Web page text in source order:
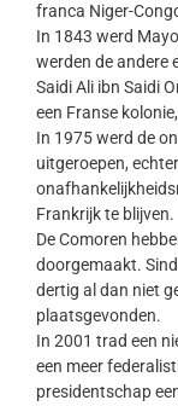
franca Niger-
In 1843 werd
werden de andere
Saidi Ali ibn Saidi
een Franse
In 1975 werd de
uitgeroepen,
Frankrijk te blijven.
De Comoren
doorgemaakt.
dertig al dan niet
plaatsgevonden.
In 2001 trad een
een meer
presidentschap